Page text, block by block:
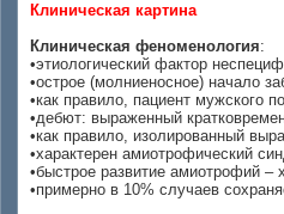
Клиническая картина
Клиническая феноменология:
•этиологический фактор
•острое (молниеносное) начало
•как правило, пациент мужского
•дебют: выраженный
•как правило, изолированный
•характерен амиотрофический
•быстрое развитие амиотрофий –
•примерно в 10% случаев